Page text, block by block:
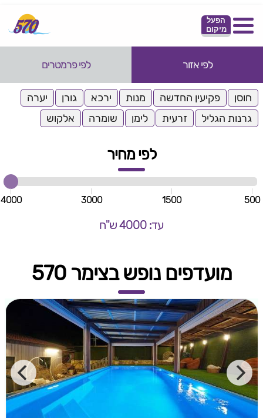
הפעל
מיקום
לפי אזור לפי פרמטרים
חוסן פקיעין החדשה מנות ירכא גורן
יערה
גרנות הגליל
זרעית לימן שומרה אלקוש
לפי מחיר
500
1500
3000
4000
עד: 4000 ש"ח
מועדפים נופש בצימר 570